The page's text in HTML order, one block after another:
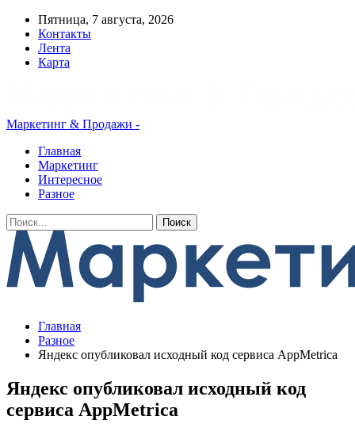
Пятница, 7 августа, 2026
Контакты
Лента
Карта
Маркетинг & Продажи -
Главная
Маркетинг
Интересное
Разное
Главная
Разное
Яндекс опубликовал исходный код сервиса AppMetrica
Яндекс опубликовал исходный код
сервиса AppMetrica